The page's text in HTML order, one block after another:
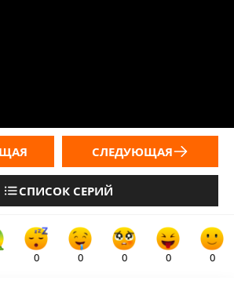
СПИСОК СЕРИЙ
СЛЕДУЮЩАЯ
0 0 0 0 0